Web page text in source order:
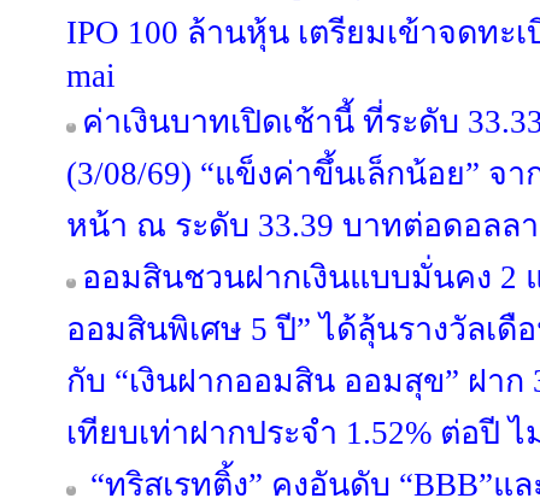
IPO 100 ล้านหุ้น เตรียมเข้าจดท
mai
ค่าเงินบาทเปิดเช้านี้ ที่ระดับ
(3/08/69) “แข็งค่าขึ้นเล็กน้อย” จ
หน้า ณ ระดับ 33.39 บาทต่อดอลล
ออมสินชวนฝากเงินแบบมั่นคง 2
ออมสินพิเศษ 5 ปี” ได้ลุ้นรางวัลเดื
กับ “เงินฝากออมสิน ออมสุข” ฝาก
เทียบเท่าฝากประจำ 1.52% ต่อปี
“ทริสเรทติ้ง” คงอันดับ “BBB”แ